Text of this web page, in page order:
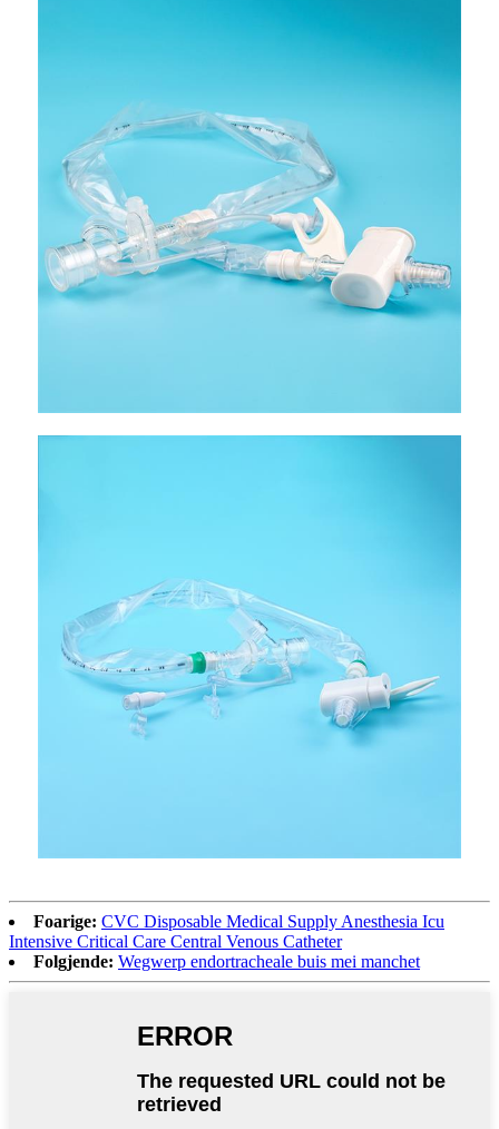
Foarige: CVC Disposable Medical Supply Anesthesia Icu
Intensive Critical Care Central Venous Catheter
Folgjende: Wegwerp endortracheale buis mei manchet